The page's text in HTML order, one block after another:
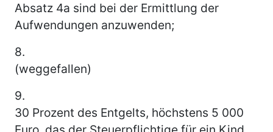
Absatz 4a sind bei der Ermittlung der
Aufwendungen anzuwenden;
8.
(weggefallen)
9.
30 Prozent des Entgelts, höchstens 5 000